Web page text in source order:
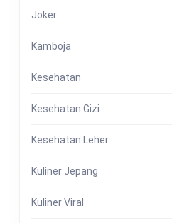
Joker
Kamboja
Kesehatan
Kesehatan Gizi
Kesehatan Leher
Kuliner Jepang
Kuliner Viral